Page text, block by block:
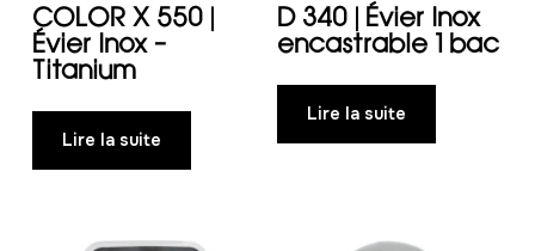
COLOR X 550 |
Évier Inox –
Titanium
Lire la suite
D 340 | Évier Inox
encastrable 1 bac
Lire la suite